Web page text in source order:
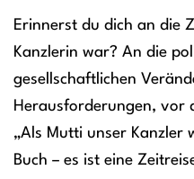
Erinnerst du dich an die
Kanzlerin war? An die
gesellschaftlichen
Herausforderungen, vor
„Als Mutti unser Kanzler
Buch – es ist eine